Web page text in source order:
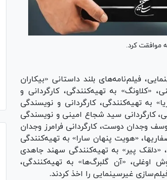
فیلم‌نامه‌های بلند داستانی «بیکاران
«کلاونگ» به تهیه‌کنندگی، کارگردانی و
به تهیه‌کنندگی، کارگردانی و نویسندگی
کارگردانی سید شجاع امینی و نویسندگی
وجدان دوست، کارگردانی فرامرز وجدان
«هویت پنهان سارا» به تهیه‌کنندگی
«دلقک پیر» به تهیه‌کنندگی سهند جاهدی
اوغلی، «آن گلبرگ‌ها» به تهیه‌کنندگی،
غیرسینمایی را اخذ کردند.